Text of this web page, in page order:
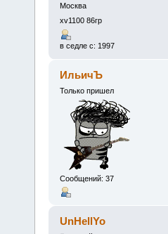
Москва
xv1100 86гр
в седле с: 1997
ИльичЪ
Только пришел
Сообщений: 37
UnHellYo